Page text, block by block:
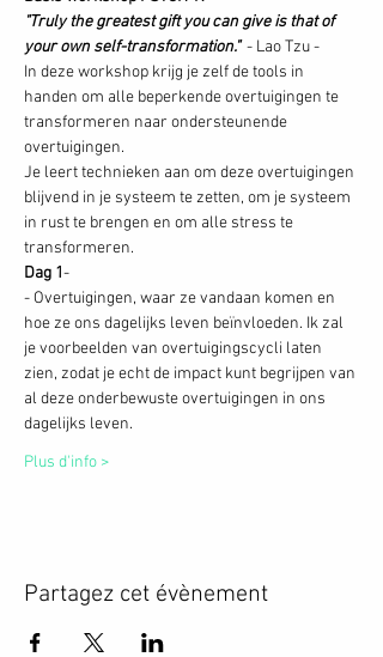
"Truly the greatest gift you can give is that of
your own self-transformation." - Lao Tzu -
In deze workshop krijg je zelf de tools in
handen om alle beperkende overtuigingen te
transformeren naar ondersteunende
overtuigingen.
Je leert technieken aan om deze overtuigingen
blijvend in je systeem te zetten, om je systeem
in rust te brengen en om alle stress te
transformeren.
Dag 1-
- Overtuigingen, waar ze vandaan komen en
hoe ze ons dagelijks leven beïnvloeden. Ik zal
je voorbeelden van overtuigingscycli laten
zien, zodat je echt de impact kunt begrijpen van
al deze onderbewuste overtuigingen in ons
dagelijks leven.
Plus d'info >
Partagez cet évènement